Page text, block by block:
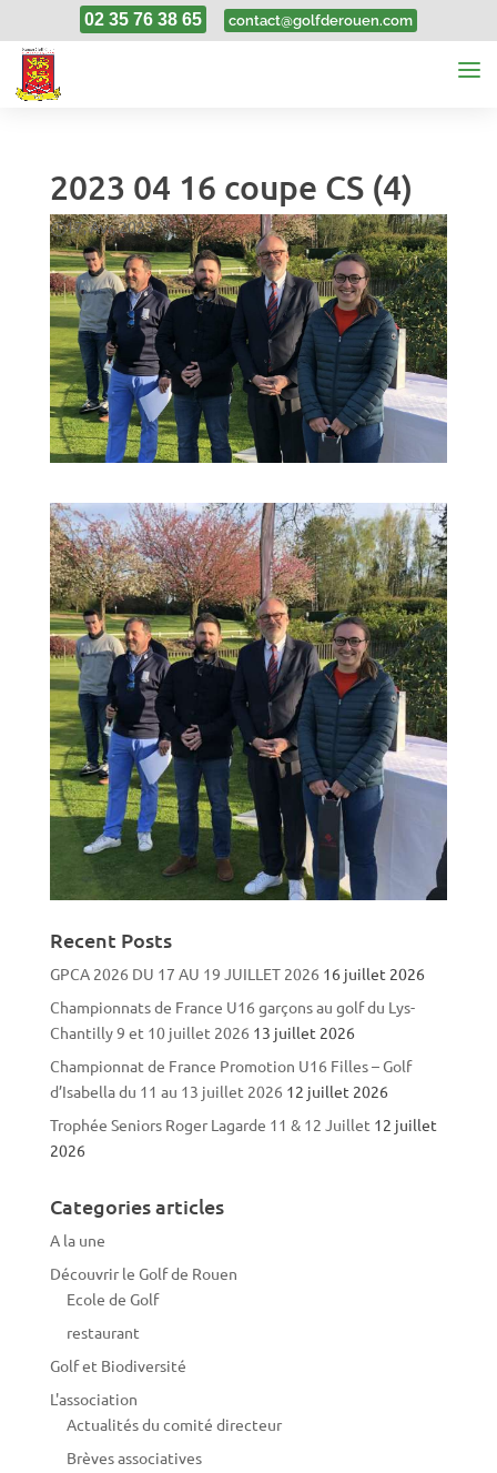
02 35 76 38 65 contact@golfderouen.com
2023 04 16 coupe CS (4)
17, Avr, 2023
Recent Posts
GPCA 2026 DU 17 AU 19 JUILLET 2026 16 juillet 2026
Championnats de France U16 garçons au golf du Lys-
Chantilly 9 et 10 juillet 2026 13 juillet 2026
Championnat de France Promotion U16 Filles – Golf
d’Isabella du 11 au 13 juillet 2026 12 juillet 2026
Trophée Seniors Roger Lagarde 11 & 12 Juillet 12 juillet
2026
Categories articles
A la une
Découvrir le Golf de Rouen
Ecole de Golf
restaurant
Golf et Biodiversité
L'association
Actualités du comité directeur
Brèves associatives